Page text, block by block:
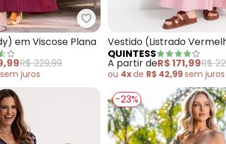
Quintess - Vestido
em Viscose Plana
R$ 229,99
sem juros
Vestido (Listrado
Tricoline
QUINTESS
A partir deR$ 171,99R$
ou 4xde R$ 42,99sem juros
-23%